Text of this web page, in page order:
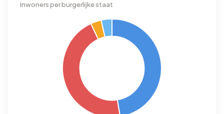
Inwoners per burgerlijke staat